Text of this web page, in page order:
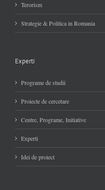
Terorism
Strategie & Politica in Romania
Experti
Programe de studii
Proiecte de cercetare
Centre, Programe, Initiative
Experti
Idei de proiect